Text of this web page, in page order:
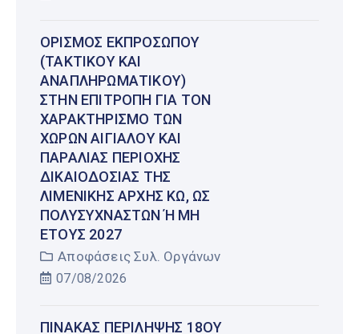
ΟΡΙΣΜΌΣ ΕΚΠΡΟΣΏΠΟΥ
(ΤΑΚΤΙΚΟΎ ΚΑΙ
ΑΝΑΠΛΗΡΩΜΑΤΙΚΟΎ)
ΣΤΗΝ ΕΠΙΤΡΟΠΉ ΓΙΑ ΤΟΝ
ΧΑΡΑΚΤΗΡΙΣΜΌ ΤΩΝ
ΧΏΡΩΝ ΑΙΓΙΑΛΟΎ ΚΑΙ
ΠΑΡΑΛΊΑΣ ΠΕΡΙΟΧΉΣ
ΔΙΚΑΙΟΔΟΣΊΑΣ ΤΗΣ
ΛΙΜΕΝΙΚΉΣ ΑΡΧΉΣ ΚΩ, ΩΣ
ΠΟΛΥΣΎΧΝΑΣΤΩΝ Ή ΜΗ Έ
ΤΟΥΣ 2027
Αποφάσεις Συλ. Οργάνων
07/08/2026
ΠΊΝΑΚΑΣ ΠΕΡΊΛΗΨΗΣ 18ΟΥ